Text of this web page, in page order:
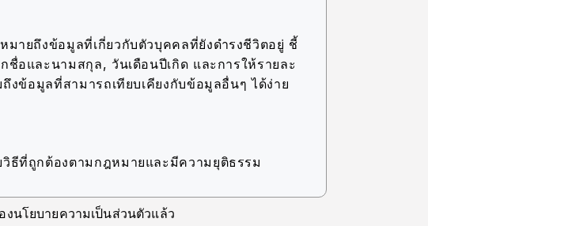
ายถึงข้อมูลที่เกี่ยวกับตัวบุคคลที่ยังดำรงชีวิตอยู่ ชี้
ชื่อและนามสกุล, วันเดือนปีเกิด และการให้รายละ
งข้อมูลที่สามารถเทียบเคียงกับข้อมูลอื่นๆ ได้ง่าย
ธีที่ถูกต้องตามกฎหมายและมีความยุติธรรม
ท่าที่จำเป็นสำหรับการดำเนินธุรกิจ ภายในขอบเขต
งนโยบายความเป็นส่วนตัวแล้ว